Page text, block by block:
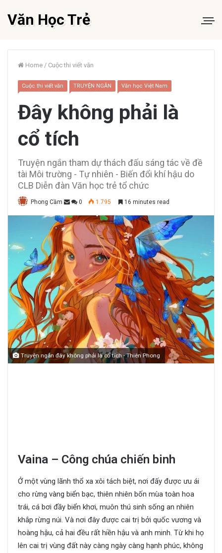
Văn Học Trẻ
Home / Cuộc thi viết văn
Cuộc thi viết văn TRUYỆN NGẮN Văn học Việt Nam
Đây không phải là
cổ tích
Truyện ngắn tham dự thách đấu sáng tác về đề
tài Môi trường - Tự nhiên - Biến đổi khí hậu do
CLB Diễn đàn Văn học trẻ tổ chức
Phong Cầm 0 1.795 16 minutes read
Truyện ngắn đây không phải là cổ tích - Thiên Phong
Vaina – Công chúa chiến binh
Ở một vùng lãnh thổ xa xôi tách biệt, nơi đấy được ưu ái
cho rừng vàng biển bạc, thiên nhiên bốn mùa toàn hoa
trái, cá bơi đầy biển khơi, muôn thú sinh sống an nhiên
khắp rừng núi. Và nơi đây được cai trị bởi quốc vương và
hoàng hậu, cả hai đều rất hiền hậu và anh minh. Từ khi họ
lên cai trị vùng đất này càng ngày càng hạnh phúc, không